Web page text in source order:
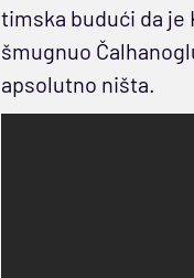
timska budući da
šmugnuo
apsolutno ništa.